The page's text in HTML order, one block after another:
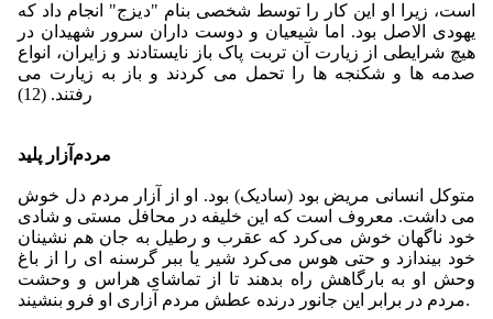
است، زیرا او این كار را توسط شخصى بنام "دیزج" انجام داد كه
یهودى الاصل بود. اما شیعیان و دوست داران سرور شهیدان در
هیچ شرایطى از زیارت آن تربت پاک باز نایستادند و زایران، انواع
صدمه ‏ها و شكنجه‏ ها را تحمل مى‏ كردند و باز به زیارت مى‏
رفتند. (12)
مردم‌آزار پلید
متوكل انسانی مریض بود (سادیک) بود. او از آزار مردم دل خوش
می ‌داشت. معروف است كه این خلیفه در محافل مستی و شادی
خود ناگهان خوش می‌كرد كه عقرب و رطیل به جان هم نشینان
خود بیندازد و حتی هوس می‌كرد شیر یا ببر گرسنه ‌ای را از باغ
وحش او به بارگاهش راه بدهند تا از تماشای هراس و وحشت
مردم در برابر این جانور درنده عطش مردم آزاری او فرو بنشیند.